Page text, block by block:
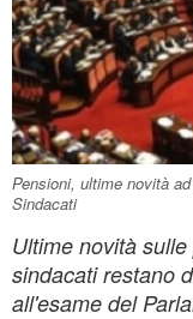
Pensioni, ultime novità
Sindacati
Ultime novità
sindacati restano
all'esame del